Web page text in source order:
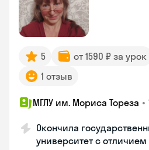
5 от 1590 ₽ за урок
1 отзыв
МГЛУ им. Мориса Тореза •
Окончила
университет с отличием